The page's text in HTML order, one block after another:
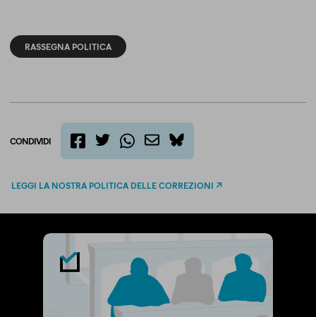
RASSEGNA POLITICA
CONDIVIDI
bluesky
LEGGI LA NOSTRA POLITICA DELLE CORREZIONI